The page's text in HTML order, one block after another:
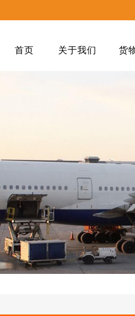
首页 关于我们 货